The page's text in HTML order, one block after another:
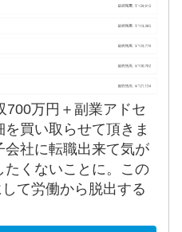
700万円＋副業アドセ
買い取らせて頂きま
会社に転職出来て気が
くないことに。この
て労働から脱出する